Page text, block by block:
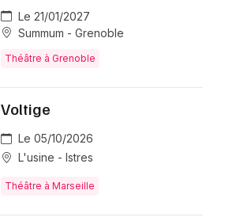
Le 21/01/2027
Summum - Grenoble
Théâtre à Grenoble
Voltige
Le 05/10/2026
L'usine - Istres
Théâtre à Marseille